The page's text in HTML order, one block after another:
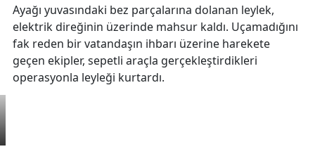
Ayağı yuvasındaki bez parçalarına dolanan leylek,
elektrik direğinin üzerinde mahsur kaldı. Uçamadığını
fak reden bir vatandaşın ihbarı üzerine harekete
geçen ekipler, sepetli araçla gerçekleştirdikleri
operasyonla leyleği kurtardı.